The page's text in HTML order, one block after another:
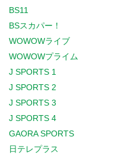
BS11
BSスカパー！
WOWOWライブ
WOWOWプライム
J SPORTS 1
J SPORTS 2
J SPORTS 3
J SPORTS 4
GAORA SPORTS
日テレプラス